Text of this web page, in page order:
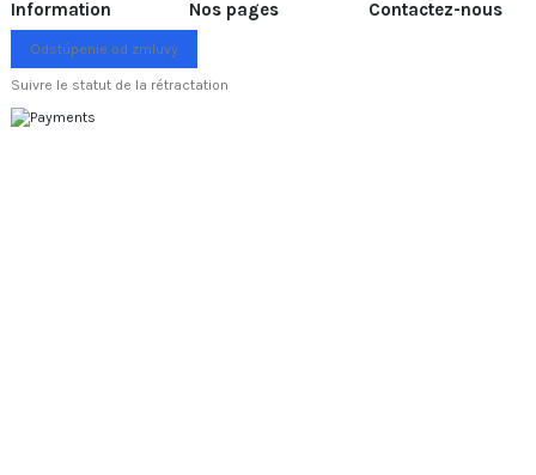
Information Nos pages Contactez-nous
Odstúpenie od zmluvy
Suivre le statut de la rétractation